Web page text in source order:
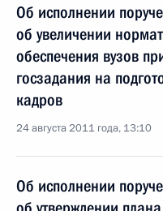
Об исполнении
об увеличении
обеспечения вузов
госзадания на
кадров
24 августа 2011 года, 13:10
Об исполнении